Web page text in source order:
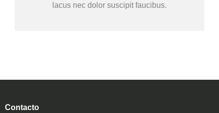
lacus nec dolor suscipit faucibus.
Contacto